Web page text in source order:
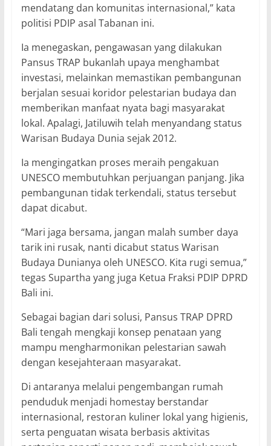
mendatang dan komunitas internasional,” kata
politisi PDIP asal Tabanan ini.
Ia menegaskan, pengawasan yang dilakukan
Pansus TRAP bukanlah upaya menghambat
investasi, melainkan memastikan pembangunan
berjalan sesuai koridor pelestarian budaya dan
memberikan manfaat nyata bagi masyarakat
lokal. Apalagi, Jatiluwih telah menyandang status
Warisan Budaya Dunia sejak 2012.
Ia mengingatkan proses meraih pengakuan
UNESCO membutuhkan perjuangan panjang. Jika
pembangunan tidak terkendali, status tersebut
dapat dicabut.
“Mari jaga bersama, jangan malah sumber daya
tarik ini rusak, nanti dicabut status Warisan
Budaya Dunianya oleh UNESCO. Kita rugi semua,”
tegas Supartha yang juga Ketua Fraksi PDIP DPRD
Bali ini.
Sebagai bagian dari solusi, Pansus TRAP DPRD
Bali tengah mengkaji konsep penataan yang
mampu mengharmonikan pelestarian sawah
dengan kesejahteraan masyarakat.
Di antaranya melalui pengembangan rumah
penduduk menjadi homestay berstandar
internasional, restoran kuliner lokal yang higienis,
serta penguatan wisata berbasis aktivitas